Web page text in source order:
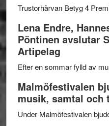
Trustorhärvan Betyg 4
Lena Endre,
Pöntinen avslutar
Artipelag
Efter en sommar fylld av
Malmöfestivalen
musik, samtal och
Under Malmöfestivalen